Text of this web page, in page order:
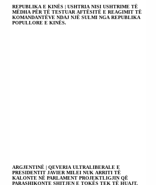
REPUBLIKA E KINËS | USHTRIA NISI USHTRIME TË
MËDHA PËR TË TESTUAR AFTËSITË E REAGIMIT TË
KOMANDANTËVE NDAJ NJË SULMI NGA REPUBLIKA
POPULLORE E KINËS.
ARGJENTINË | QEVERIA ULTRALIBERALE E
PRESIDENTIT JAVIER MILEI NUK ARRITI TË
KALONTE NË PARLAMENT PROJEKTLIGJIN QË
PARASHIKONTE SHITJEN E TOKËS TEK TË HUAJT.